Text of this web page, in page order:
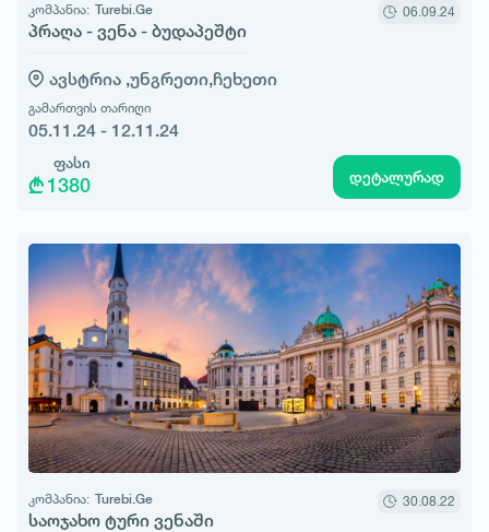
კომპანია: Turebi.Ge
პრაღა - ვენა - ბუდაპეშტი
06.09.24
ავსტრია ,უნგრეთი,ჩეხეთი
გამართვის თარიღი
05.11.24 - 12.11.24
ფასი
1380 დეტალურად
კომპანია: Turebi.Ge
საოჯახო ტური ვენაში
30.08.22